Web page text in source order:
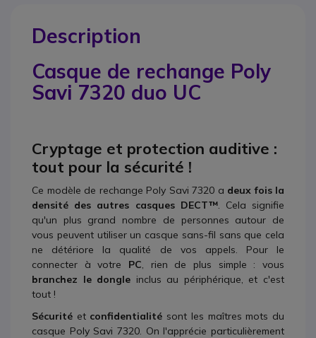
Description
Casque de rechange Poly
Savi 7320 duo UC
Cryptage et protection auditive :
tout pour la sécurité !
Ce modèle de rechange Poly Savi 7320 a deux fois la
densité des autres casques DECT™. Cela signifie
qu'un plus grand nombre de personnes autour de
vous peuvent utiliser un casque sans-fil sans que cela
ne détériore la qualité de vos appels. Pour le
connecter à votre PC, rien de plus simple : vous
branchez le dongle inclus au périphérique, et c'est
tout !
Sécurité et confidentialité sont les maîtres mots du
casque Poly Savi 7320. On l'apprécie particulièrement